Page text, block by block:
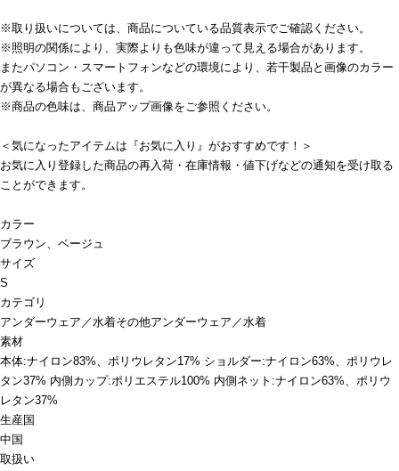
※取り扱いについては、商品についている品質表示でご確認ください。
※照明の関係により、実際よりも色味が違って見える場合があります。
またパソコン・スマートフォンなどの環境により、若干製品と画像のカラー
が異なる場合もございます。
※商品の色味は、商品アップ画像をご参照ください。
＜気になったアイテムは『お気に入り』がおすすめです！＞
お気に入り登録した商品の再入荷・在庫情報・値下げなどの通知を受け取る
ことができます。
カラー
ブラウン、ベージュ
サイズ
S
カテゴリ
アンダーウェア／水着その他アンダーウェア／水着
素材
本体:ナイロン83%、ポリウレタン17% ショルダー:ナイロン63%、ポリウレ
タン37% 内側カップ:ポリエステル100% 内側ネット:ナイロン63%、ポリウ
レタン37%
生産国
中国
取扱い